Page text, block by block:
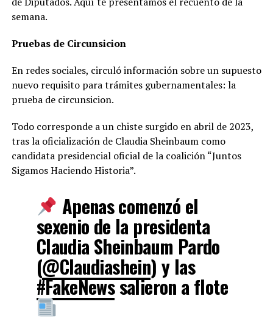
semana.
Pruebas de Circunsicion
En redes sociales, circuló información sobre un supuesto
nuevo requisito para trámites gubernamentales: la
prueba de circunsicion.
Todo corresponde a un chiste surgido en abril de 2023,
tras la oficialización de Claudia Sheinbaum como
candidata presidencial oficial de la coalición “Juntos
Sigamos Haciendo Historia”.
Apenas comenzó el
sexenio de la presidenta
Claudia Sheinbaum Pardo
(@Claudiashein) y las
#FakeNewssalieron a flote